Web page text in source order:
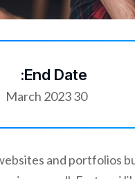
End Date:
30 March 2023
and portfolios